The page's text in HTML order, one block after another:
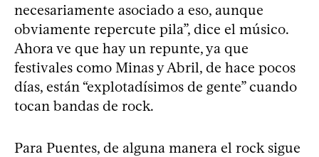
necesariamente asociado a eso, aunque
obviamente repercute pila”, dice el músico.
Ahora ve que hay un repunte, ya que
festivales como Minas y Abril, de hace pocos
días, están “explotadísimos de gente” cuando
tocan bandas de rock.
Para Puentes, de alguna manera el rock sigue